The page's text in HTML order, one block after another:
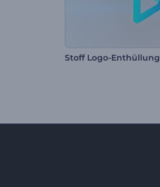
Stoff Logo-Enthüllung